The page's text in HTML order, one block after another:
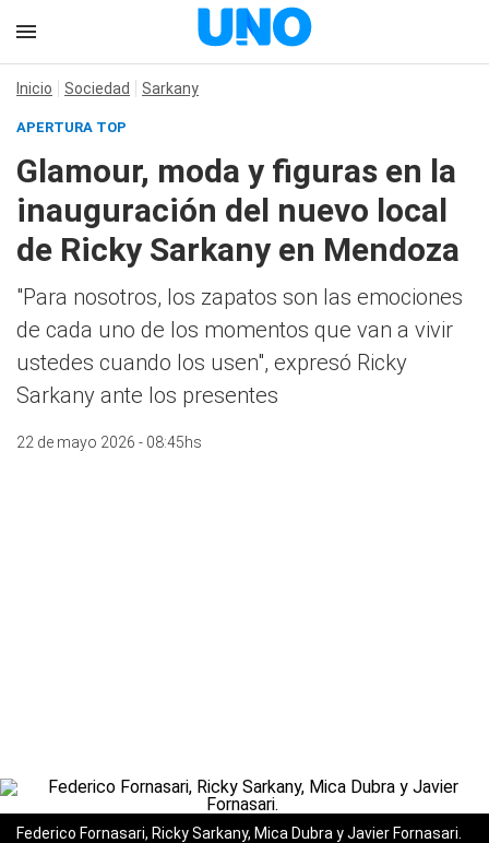
Inicio Sociedad Sarkany
APERTURA TOP
Glamour, moda y figuras en la
inauguración del nuevo local
de Ricky Sarkany en Mendoza
"Para nosotros, los zapatos son las emociones
de cada uno de los momentos que van a vivir
ustedes cuando los usen", expresó Ricky
Sarkany ante los presentes
22 de mayo 2026 - 08:45hs
Federico Fornasari, Ricky Sarkany, Mica Dubra y Javier Fornasari.